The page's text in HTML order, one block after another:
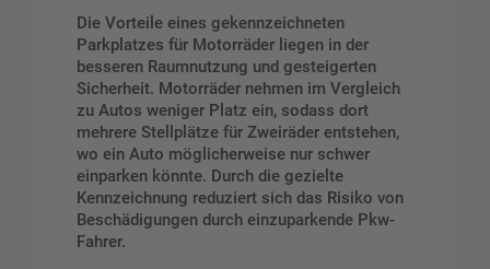
Die Vorteile eines gekennzeichneten
Parkplatzes für Motorräder liegen in der
besseren Raumnutzung und gesteigerten
Sicherheit. Motorräder nehmen im Vergleich
zu Autos weniger Platz ein, sodass dort
mehrere Stellplätze für Zweiräder entstehen,
wo ein Auto möglicherweise nur schwer
einparken könnte. Durch die gezielte
Kennzeichnung reduziert sich das Risiko von
Beschädigungen durch einzuparkende Pkw-
Fahrer.